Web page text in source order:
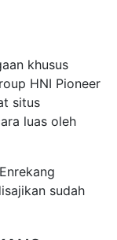
khusus
HNI Pioneer
situs
luas oleh
sudah